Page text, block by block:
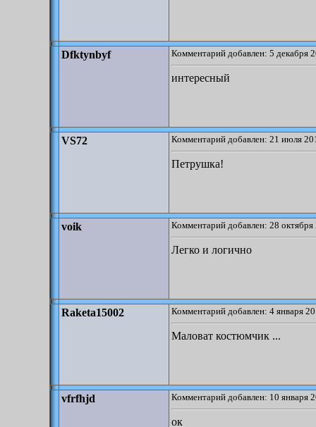
Dfktynbyf Комментарий добавлен: 5 декабря
интересный
VS72 Комментарий добавлен: 21 июля
Петрушка!
voik Комментарий добавлен: 28
Легко и логично
Raketa15002 Комментарий добавлен: 4 января
Маловат костюмчик ...
vfrfhjd Комментарий добавлен: 10 января
ок